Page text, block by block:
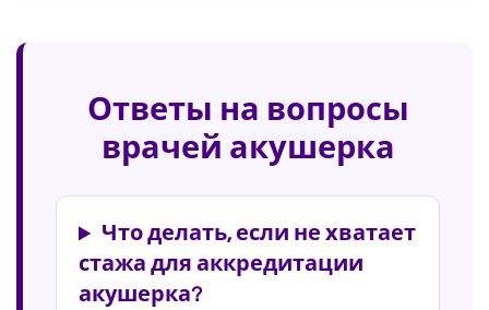
Ответы на вопросы
врачей акушерка
Что делать, если не хватает
стажа для аккредитации
акушерка?